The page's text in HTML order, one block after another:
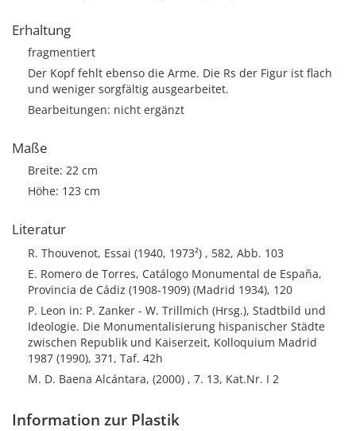
Erhaltung
fragmentiert
Der Kopf fehlt ebenso die Arme. Die Rs der Figur ist flach
und weniger sorgfältig ausgearbeitet.
Bearbeitungen: nicht ergänzt
Maße
Breite: 22 cm
Höhe: 123 cm
Literatur
R. Thouvenot, Essai (1940, 1973²) , 582, Abb. 103
E. Romero de Torres, Catálogo Monumental de España,
Provincia de Cádiz (1908-1909) (Madrid 1934), 120
P. Leon in: P. Zanker - W. Trillmich (Hrsg.), Stadtbild und
Ideologie. Die Monumentalisierung hispanischer Städte
zwischen Republik und Kaiserzeit, Kolloquium Madrid
1987 (1990), 371, Taf. 42h
M. D. Baena Alcántara, (2000) , 7. 13, Kat.Nr. I 2
Information zur Plastik